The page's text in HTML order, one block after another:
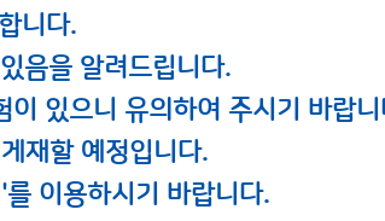
니다.
음을 알려드립니다.
있으니 유의하여 주시기 바랍니
재할 예정입니다.
'를 이용하시기 바랍니다.